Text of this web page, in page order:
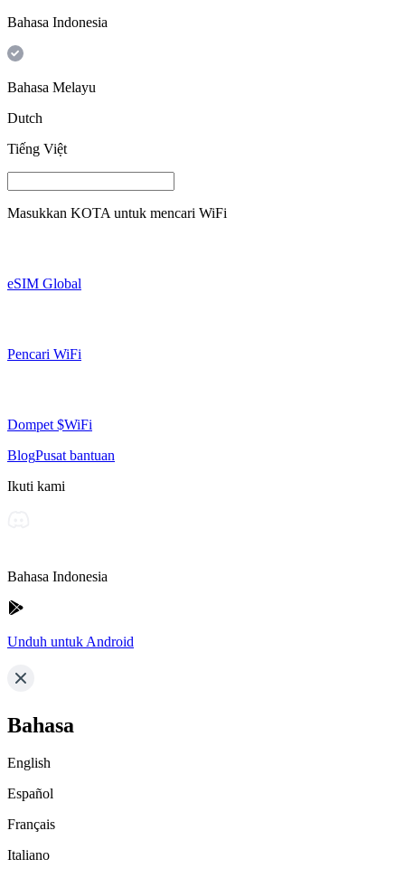
Bahasa Indonesia
Bahasa Melayu
Dutch
Tiếng Việt
Masukkan KOTA untuk mencari WiFi
eSIM Global
Pencari WiFi
Dompet $WiFi
BlogPusat bantuan
Ikuti kami
Bahasa Indonesia
Unduh untuk Android
Bahasa
English
Español
Français
Italiano